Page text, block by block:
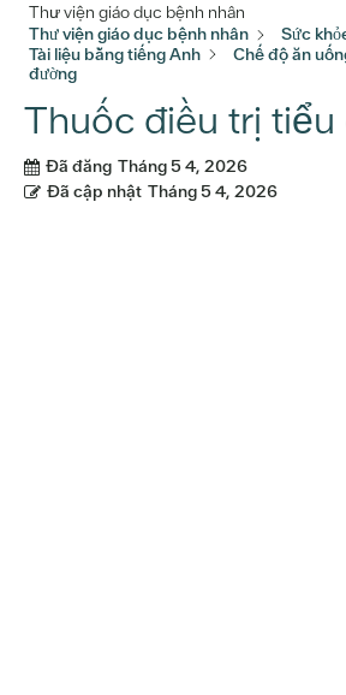
Thư viện giáo dục bệnh nhân
Thư viện giáo dục bệnh nhân
Sức
Tài liệu bằng tiếng Anh
Chế độ ăn
đường
Thuốc điều trị
Đã đăng Tháng 5 4, 2026
Đã cập nhật Tháng 5 4, 2026